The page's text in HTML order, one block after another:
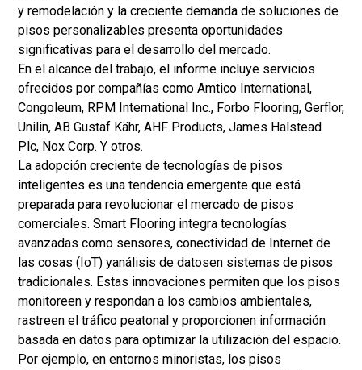
y remodelación y la creciente demanda de soluciones de
pisos personalizables presenta oportunidades
significativas para el desarrollo del mercado.
En el alcance del trabajo, el informe incluye servicios
ofrecidos por compañías como Amtico International,
Congoleum, RPM International Inc., Forbo Flooring, Gerflor,
Unilin, AB Gustaf Kähr, AHF Products, James Halstead
Plc, Nox Corp. Y otros.
La adopción creciente de tecnologías de pisos
inteligentes es una tendencia emergente que está
preparada para revolucionar el mercado de pisos
comerciales. Smart Flooring integra tecnologías
avanzadas como sensores, conectividad de Internet de
las cosas (IoT) yanálisis de datosen sistemas de pisos
tradicionales. Estas innovaciones permiten que los pisos
monitoreen y respondan a los cambios ambientales,
rastreen el tráfico peatonal y proporcionen información
basada en datos para optimizar la utilización del espacio.
Por ejemplo, en entornos minoristas, los pisos